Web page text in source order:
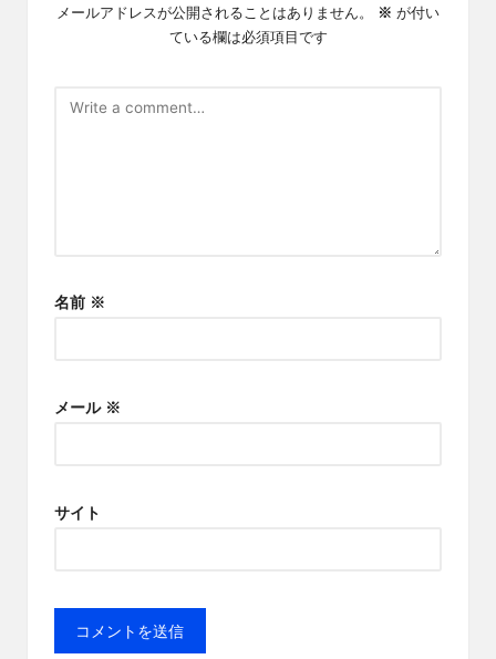
メールアドレスが公開されることはありません。 ※ が付い
ている欄は必須項目です
名前 ※
メール ※
サイト